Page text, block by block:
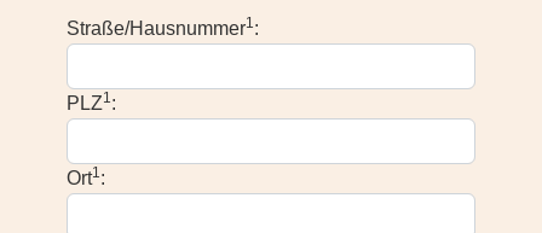
Straße/Hausnummer1:
PLZ1:
Ort1: